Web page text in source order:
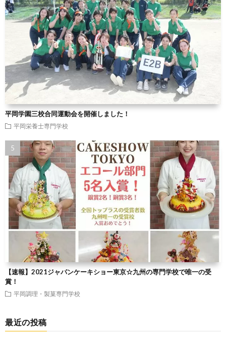
平岡学園三校合同運動会を開催しました！
平岡栄養士専門学校
【速報】2021ジャパンケーキショー東京☆九州の専門学校で唯一の受
賞！
平岡調理・製菓専門学校
最近の投稿